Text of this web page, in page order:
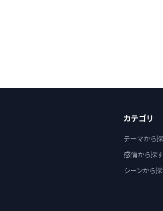
カテゴリ
テーマから
感情から探す
シーンから